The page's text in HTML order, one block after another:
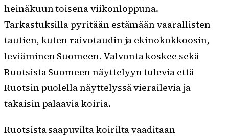
heinäkuun toisena viikonloppuna.
Tarkastuksilla pyritään estämään vaarallisten
tautien, kuten raivotaudin ja ekinokokkoosin,
leviäminen Suomeen. Valvonta koskee sekä
Ruotsista Suomeen näyttelyyn tulevia että
Ruotsin puolella näyttelyssä vierailevia ja
takaisin palaavia koiria.
Ruotsista saapuvilta koirilta vaaditaan